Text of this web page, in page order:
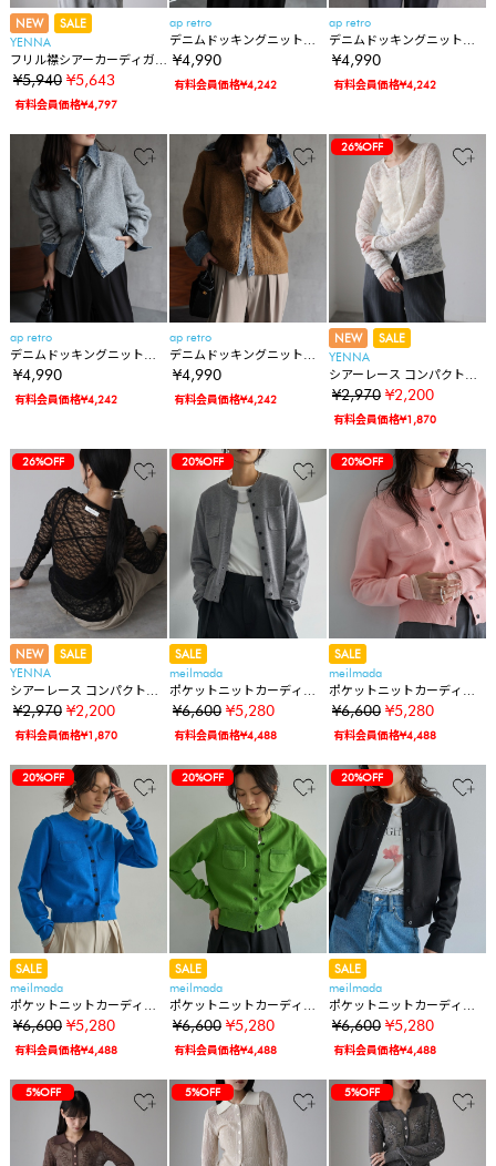
NEW
SALE
YENNA
フリル襟シアーカーディガ
ン/シアーニット
¥5,940 ¥5,643
有料会員価格¥4,797
ap retro
デニムドッキングニットカ
ーディガン
¥4,990
有料会員価格¥4,242
ap retro
デニムドッキングニットカ
ーディガン
¥4,990
有料会員価格¥4,242
ap retro
デニムドッキングニットカ
ーディガン
¥4,990
有料会員価格¥4,242
ap retro
デニムドッキングニットカ
ーディガン
¥4,990
有料会員価格¥4,242
26%OFF
NEW
SALE
YENNA
シアーレース コンパクトカ
ーディガン
¥2,970 ¥2,200
有料会員価格¥1,870
26%OFF
NEW
SALE
YENNA
シアーレース コンパクトカ
ーディガン
¥2,970 ¥2,200
有料会員価格¥1,870
20%OFF
SALE
meilmada
ポケットニットカーディガ
ン
¥6,600 ¥5,280
有料会員価格¥4,488
20%OFF
SALE
meilmada
ポケットニットカーディガ
ン
¥6,600 ¥5,280
有料会員価格¥4,488
20%OFF
SALE
meilmada
ポケットニットカーディガ
ン
¥6,600 ¥5,280
有料会員価格¥4,488
20%OFF
SALE
meilmada
ポケットニットカーディガ
ン
¥6,600 ¥5,280
有料会員価格¥4,488
20%OFF
SALE
meilmada
ポケットニットカーディガ
ン
¥6,600 ¥5,280
有料会員価格¥4,488
5%OFF 5%OFF 5%OFF